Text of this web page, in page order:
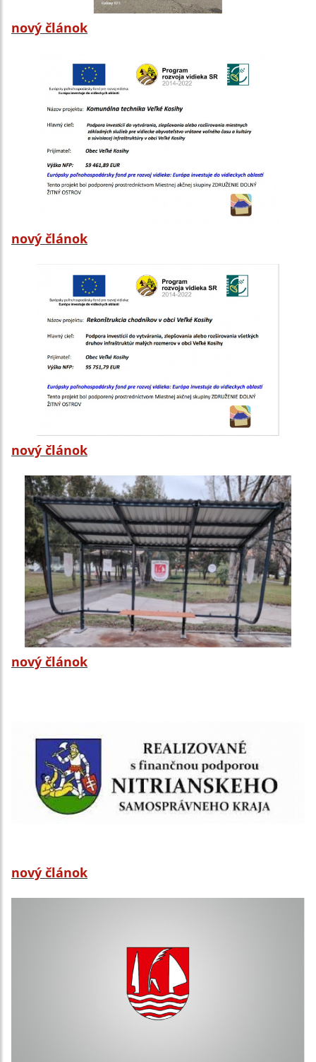
nový článok
nový článok
nový článok
nový článok
nový článok